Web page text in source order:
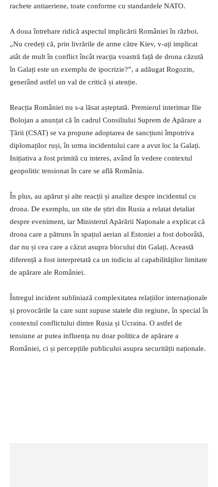
rachete antiaeriene, toate conforme cu standardele NATO.
A doua întrebare ridică aspectul implicării României în război.
„Nu credeți că, prin livrările de arme către Kiev, v-ați implicat
atât de mult în conflict încât reacția voastră față de drona căzută
în Galați este un exemplu de ipocrizie?”, a adăugat Rogozin,
generând astfel un val de critică și atenție.
Reacția României nu s-a lăsat așteptată. Premierul interimar Ilie
Bolojan a anunțat că în cadrul Consiliului Suprem de Apărare a
Țării (CSAT) se va propune adoptarea de sancțiuni împotriva
diplomaților ruși, în urma incidentului care a avut loc la Galați.
Inițiativa a fost primită cu interes, având în vedere contextul
geopolitic tensionat în care se află România.
În plus, au apărut și alte reacții și analize despre incidentul cu
drona. De exemplu, un site de știri din Rusia a relatat detaliat
despre eveniment, iar Ministerul Apărării Naționale a explicat că
drona care a pătruns în spațiul aerian al Estoniei a fost doborâtă,
dar nu și cea care a căzut asupra blocului din Galați. Această
diferență a fost interpretată ca un indiciu al capabilităților limitate
de apărare ale României.
Întregul incident subliniază complexitatea relațiilor internaționale
și provocările la care sunt supuse statele din regiune, în special în
contextul conflictului dintre Rusia și Ucraina. O astfel de
tensiune ar putea influența nu doar politica de apărare a
României, ci și percepțiile publicului asupra securității naționale.